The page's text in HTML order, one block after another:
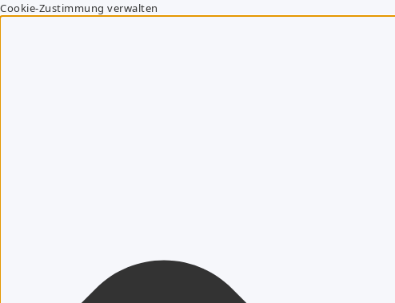
Cookie-Zustimmung verwalten